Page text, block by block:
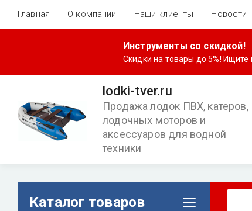
Главная О компании Наши клиенты Новости
Инструменты со скидкой!
Скидки на товары до 5%!
lodki-tver.ru
Продажа лодок ПВХ, катеров,
лодочных моторов и
аксессуаров для водной
техники
Каталог товаров